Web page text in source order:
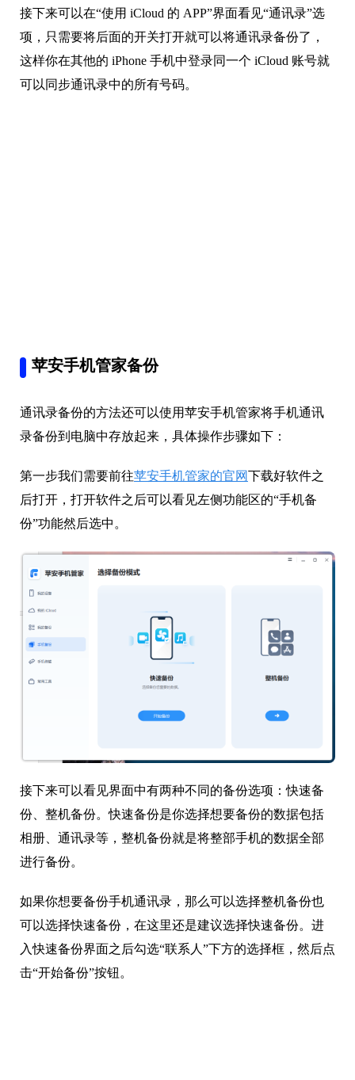
接下来可以在“使用 iCloud 的 APP”界面看见“通讯录”选
项，只需要将后面的开关打开就可以将通讯录备份了，
这样你在其他的 iPhone 手机中登录同一个 iCloud 账号就
可以同步通讯录中的所有号码。
苹安手机管家备份
通讯录备份的方法还可以使用苹安手机管家将手机通讯
录备份到电脑中存放起来，具体操作步骤如下：
第一步我们需要前往苹安手机管家的官网下载好软件之
后打开，打开软件之后可以看见左侧功能区的“手机备
份”功能然后选中。
接下来可以看见界面中有两种不同的备份选项：快速备
份、整机备份。快速备份是你选择想要备份的数据包括
相册、通讯录等，整机备份就是将整部手机的数据全部
进行备份。
如果你想要备份手机通讯录，那么可以选择整机备份也
可以选择快速备份，在这里还是建议选择快速备份。进
入快速备份界面之后勾选“联系人”下方的选择框，然后点
击“开始备份”按钮。